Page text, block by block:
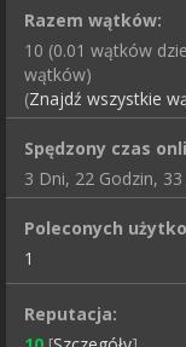
Razem wątków:
10 (0.01 wątków
wątków)
(Znajdź wszystkie
Spędzony czas
3 Dni, 22 Godzin,
Poleconych
1
Reputacja: